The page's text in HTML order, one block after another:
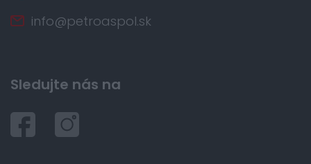
info@petroaspol.sk
Sledujte nás na